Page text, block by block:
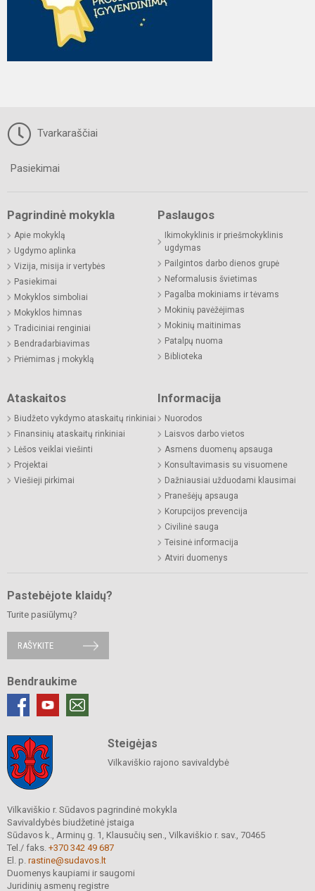
Tvarkaraščiai
Pasiekimai
Pagrindinė mokykla
Apie mokyklą
Ugdymo aplinka
Vizija, misija ir vertybės
Pasiekimai
Mokyklos simboliai
Mokyklos himnas
Tradiciniai renginiai
Bendradarbiavimas
Priėmimas į mokyklą
Paslaugos
Ikimokyklinis ir priešmokyklinis
ugdymas
Pailgintos darbo dienos grupė
Neformalusis švietimas
Pagalba mokiniams ir tėvams
Mokinių pavėžėjimas
Mokinių maitinimas
Patalpų nuoma
Biblioteka
Ataskaitos
Biudžeto vykdymo ataskaitų rinkiniai
Finansinių ataskaitų rinkiniai
Lėšos veiklai viešinti
Projektai
Viešieji pirkimai
Informacija
Nuorodos
Laisvos darbo vietos
Asmens duomenų apsauga
Konsultavimasis su visuomene
Dažniausiai užduodami klausimai
Pranešėjų apsauga
Korupcijos prevencija
Civilinė sauga
Teisinė informacija
Atviri duomenys
Pastebėjote klaidų?
Turite pasiūlymų?
RAŠYKITE
Bendraukime
Steigėjas
Vilkaviškio rajono savivaldybė
Vilkaviškio r. Sūdavos pagrindinė mokykla
Savivaldybės biudžetinė įstaiga
Sūdavos k., Arminų g. 1, Klausučių sen., Vilkaviškio r. sav., 70465
Tel./ faks. +370 342 49 687
El. p. rastine@sudavos.lt
Duomenys kaupiami ir saugomi
Juridinių asmenų registre